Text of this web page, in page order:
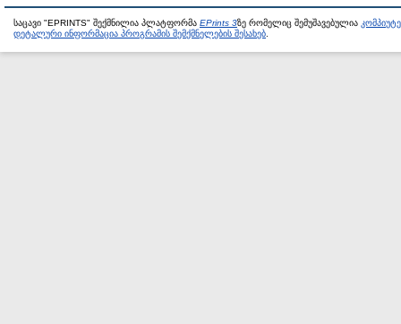
საცავი "EPRINTS" შექმნილია პლატფორმა EPrints 3ზე რომელიც შემუშავებულია
დეტალური ინფორმაცია პროგრამის შემქმნელების შესახებ.